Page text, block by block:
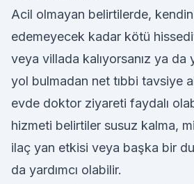
Acil olmayan belirtilerde,
edemeyecek kadar kötü
veya villada kalıyorsanız ya da
yol bulmadan net tıbbi tavsiye
evde doktor ziyareti faydalı
hizmeti belirtiler susuz kalma,
ilaç yan etkisi veya başka bir
da yardımcı olabilir.